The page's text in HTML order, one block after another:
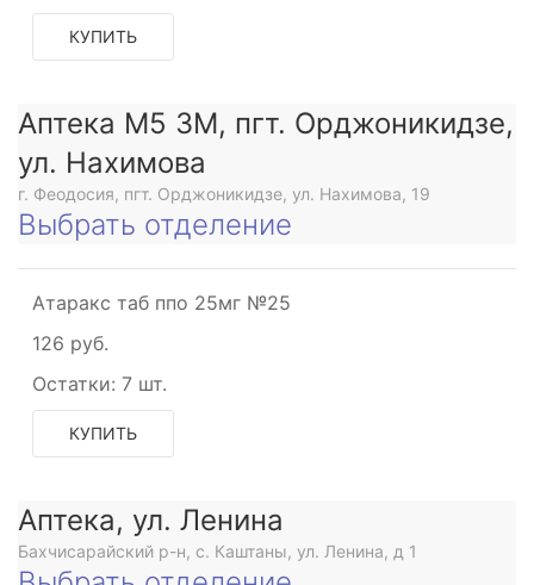
КУПИТЬ
Аптека М5 3М, пгт. Орджоникидзе,
ул. Нахимова
г. Феодосия, пгт. Орджоникидзе, ул. Нахимова, 19
Выбрать отделение
Атаракс таб ппо 25мг №25
126 руб.
Остатки: 7 шт.
КУПИТЬ
Аптека, ул. Ленина
Бахчисарайский р-н, с. Каштаны, ул. Ленина, д 1